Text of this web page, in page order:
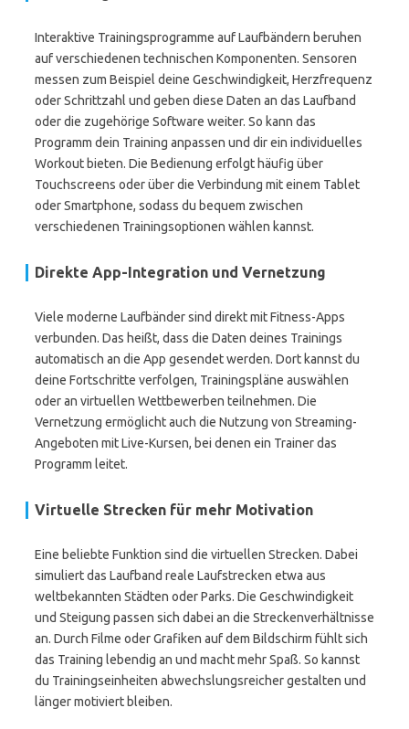
Interaktive Trainingsprogramme auf Laufbändern beruhen
auf verschiedenen technischen Komponenten. Sensoren
messen zum Beispiel deine Geschwindigkeit, Herzfrequenz
oder Schrittzahl und geben diese Daten an das Laufband
oder die zugehörige Software weiter. So kann das
Programm dein Training anpassen und dir ein individuelles
Workout bieten. Die Bedienung erfolgt häufig über
Touchscreens oder über die Verbindung mit einem Tablet
oder Smartphone, sodass du bequem zwischen
verschiedenen Trainingsoptionen wählen kannst.
Direkte App-Integration und Vernetzung
Viele moderne Laufbänder sind direkt mit Fitness-Apps
verbunden. Das heißt, dass die Daten deines Trainings
automatisch an die App gesendet werden. Dort kannst du
deine Fortschritte verfolgen, Trainingspläne auswählen
oder an virtuellen Wettbewerben teilnehmen. Die
Vernetzung ermöglicht auch die Nutzung von Streaming-
Angeboten mit Live-Kursen, bei denen ein Trainer das
Programm leitet.
Virtuelle Strecken für mehr Motivation
Eine beliebte Funktion sind die virtuellen Strecken. Dabei
simuliert das Laufband reale Laufstrecken etwa aus
weltbekannten Städten oder Parks. Die Geschwindigkeit
und Steigung passen sich dabei an die Streckenverhältnisse
an. Durch Filme oder Grafiken auf dem Bildschirm fühlt sich
das Training lebendig an und macht mehr Spaß. So kannst
du Trainingseinheiten abwechslungsreicher gestalten und
länger motiviert bleiben.